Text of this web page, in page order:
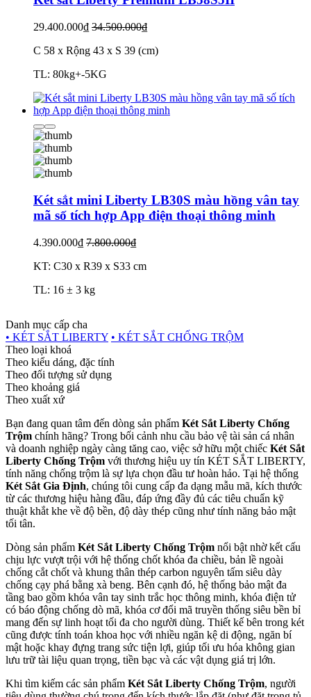
29.400.000₫ 34.500.000₫
C 58 x Rộng 43 x S 39 (cm)
TL: 80kg+-5KG
Két sắt mini Liberty LB30S màu hồng vân tay
mã số tích hợp App điện thoại thông minh
4.390.000₫ 7.800.000₫
KT: C30 x R39 x S33 cm
TL: 16 ± 3 kg
Danh mục cấp cha
• KÉT SẮT LIBERTY • KÉT SẮT CHỐNG TRỘM
Theo loại khoá
Theo kiểu dáng, đặc tính
Theo đối tượng sử dụng
Theo khoảng giá
Theo xuất xứ
Bạn đang quan tâm đến dòng sản phẩm Két Sắt Liberty Chống
Trộm chính hãng? Trong bối cảnh nhu cầu bảo vệ tài sản cá nhân
và doanh nghiệp ngày càng tăng cao, việc sở hữu một chiếc Két Sắt
Liberty Chống Trộm với thương hiệu uy tín KÉT SẮT LIBERTY,
tính năng chống trộm là sự lựa chọn đầu tư hoàn hảo. Tại hệ thống
Két Sắt Gia Định, chúng tôi cung cấp đa dạng mẫu mã, kích thước
từ các thương hiệu hàng đầu, đáp ứng đầy đủ các tiêu chuẩn kỹ
thuật khắt khe về độ bền, độ dày thép cũng như tính năng bảo mật
tối tân.
Dòng sản phẩm Két Sắt Liberty Chống Trộm nổi bật nhờ kết cấu
chịu lực vượt trội với hệ thống chốt khóa đa chiều, bản lề ngoài
chống cắt chốt và khung thân thép carbon nguyên tấm siêu dày
chống cạy phá bằng xà beng. Bên cạnh đó, hệ thống bảo mật đa
tầng bao gồm khóa vân tay sinh trắc học thông minh, khóa điện tử
có báo động chống dò mã, khóa cơ đổi mã truyền thống siêu bền bỉ
mang đến sự linh hoạt tối đa cho người dùng. Thiết kế bên trong két
cũng được tính toán khoa học với nhiều ngăn kệ di động, ngăn bí
mật hoặc khay đựng trang sức tiện lợi, giúp tối ưu hóa không gian
lưu trữ tài liệu quan trọng, tiền bạc và các vật dụng giá trị lớn.
Khi tìm kiếm các sản phẩm Két Sắt Liberty Chống Trộm, người